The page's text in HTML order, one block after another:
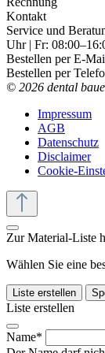
Kontakt
Service und
Uhr | Fr:
Bestellen per E-
Bestellen per
© 2026 dental
Impressum
AGB
Datenschutz
Disclaimer
Cookie-
Zur Material-Liste
Wählen Sie eine
Liste erstellen
Liste erstellen
Name*